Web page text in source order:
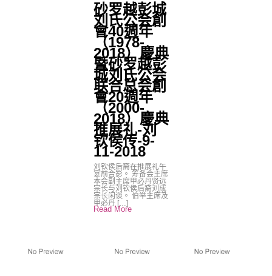
砂罗越彭城
刘氏公会創
會40週年
（1978-
2018）慶典
暨砂罗越彭
城刘氏公会
联合总会創
會20週年
（2000-
2018）慶典
推展礼-刘
钦侯传-9-
11-2018
刘钦侯后裔在推展礼午
宴前合影。 筹备会主席
本会副主席甲必丹贤远
宗长与刘钦侯后裔刘成
宗长闲谈。 伯举主席及
甲必丹 […]
Read More